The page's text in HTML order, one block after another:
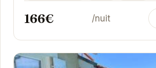
166€ /nuit